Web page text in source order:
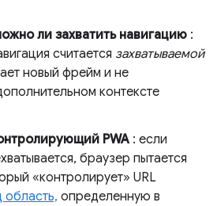
ли захватить навигацию :
считается захватываемой
новый фрейм и не
контексте
PWA : если
браузер пытается
«контролирует» URL
область, определенную в